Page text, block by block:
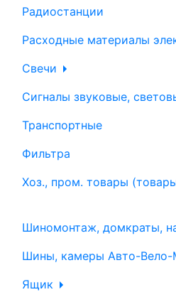
Радиостанции
Расходные материалы
Свечи
Сигналы звуковые,
Транспортные
Фильтра
Хоз., пром. товары
Шиномонтаж, домкраты,
Шины, камеры Авто-Вело-
Ящик